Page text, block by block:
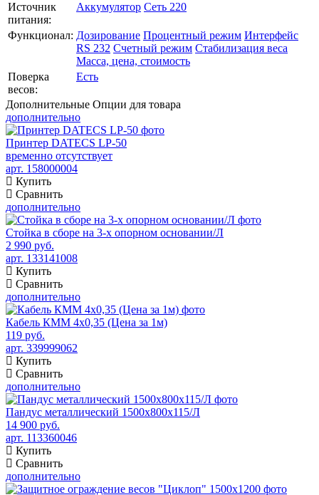
Источник
питания:
Аккумулятор Сеть 220
Функционал: Дозирование Процентный режим Интерфейс
RS 232 Счетный режим Стабилизация веса
Масса, цена, стоимость
Поверка
весов:
Есть
Дополнительные Опции для товара
дополнительно
Принтер DATECS LP-50
временно отсутствует
арт. 158000004
Купить
Сравнить
дополнительно
Стойка в сборе на 3-х опорном основании/Л
2 990 руб.
арт. 133141008
Купить
Сравнить
дополнительно
Кабель КММ 4х0,35 (Цена за 1м)
119 руб.
арт. 339999062
Купить
Сравнить
дополнительно
Пандус металлический 1500x800x115/Л
14 900 руб.
арт. 113360046
Купить
Сравнить
дополнительно